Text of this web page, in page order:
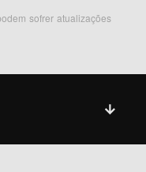
sofrer atualizações